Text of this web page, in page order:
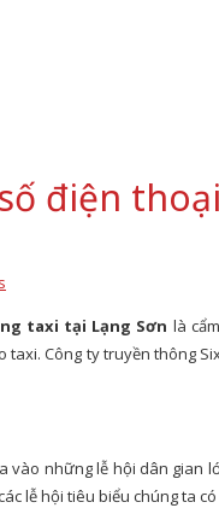
điện
taxi tại Lạng Sơn là
taxi. Công ty truyền thông
vào những lễ hội dân
lễ hội tiêu biểu chúng ta